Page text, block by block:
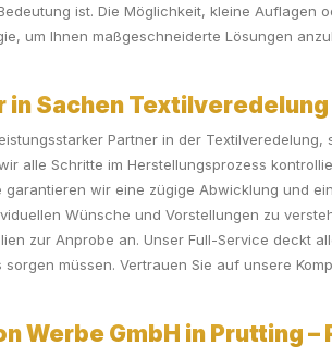
ist. Die Möglichkeit, kleine Auflagen
um Ihnen maßgeschneiderte Lösungen
in Sachen
Partner in der
alle Schritte im Herstellungsprozess
wir eine zügige Abwicklung und
Wünsche und Vorstellungen zu
zur Anprobe an. Unser Full-Service deckt
müssen. Vertrauen Sie auf unsere
Werbe GmbH in Prutting